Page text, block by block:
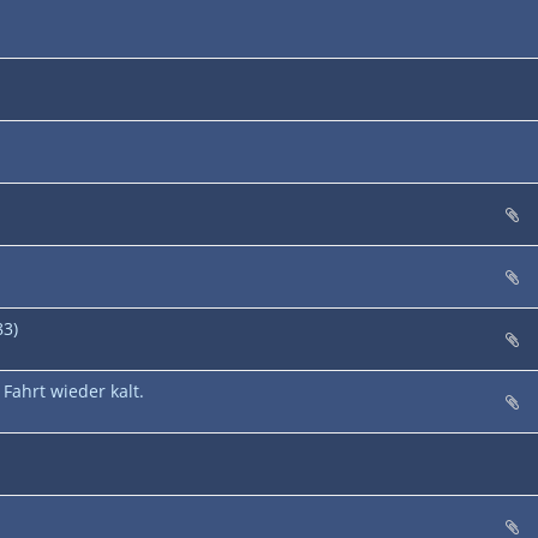
wieder kalt.